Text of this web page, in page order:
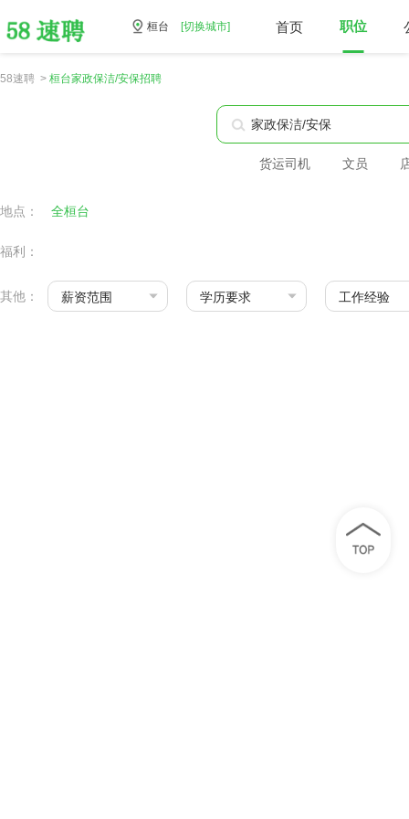
桓台 [切换城市] 首页 职位
58速聘 > 桓台家政保洁/安保招聘
货运司机 文员
地点： 全桓台
福利：
其他： 薪资范围 学历要求 工作经验